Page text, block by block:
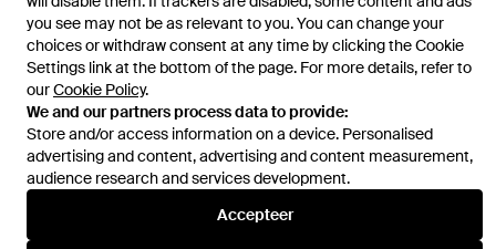
you see may not be as relevant to you. You can change your
choices or withdraw consent at any time by clicking the Cookie
Settings link at the bottom of the page. For more details, refer to
ourCookie Policy.
We and our partners process data to provide:
Store and/or access information on a device. Personalised
advertising and content, advertising and content measurement,
audience research and services development.
Accepteer